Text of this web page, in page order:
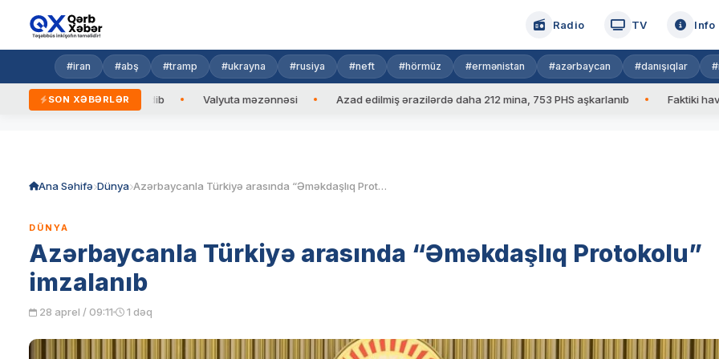
Radio TV Info
#iran #abş #tramp #ukrayna #rusiya #neft #hörmüz #ermənistan #azərbaycan #danışıqlar
SON XƏBƏRLƏR
zəng edib Valyuta məzənnəsi Azad edilmiş ərazilərdə daha 212 mina, 753 PHS aşkarlanıb Faktiki hava: 39
Ana Səhifə Dünya Azərbaycanla Türkiyə arasında “Əməkdaşlıq Protokolu” imzalanıb
DÜNYA
Azərbaycanla Türkiyə arasında “Əməkdaşlıq Protokolu”
imzalanıb
28 aprel / 09:11 1 dəq